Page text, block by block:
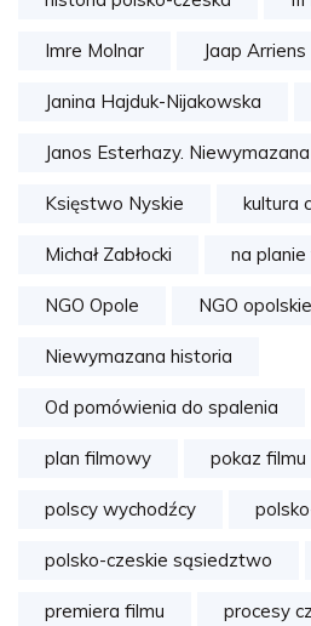
Imre Molnar Jaap Arriens
Janina Hajduk-Nijakowska
Janos Esterhazy.
Księstwo Nyskie kultura
Michał Zabłocki na
NGO Opole NGO opolskie
Niewymazana historia
Od pomówienia do spalenia
plan filmowy pokaz filmu
polscy wychodźcy
polsko-czeskie sąsiedztwo
premiera filmu procesy